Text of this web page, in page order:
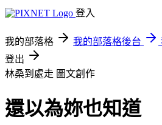
登入
我的部落格 我的部落格後台
登出
林桑到處走 圖文創作
還以為妳也知道